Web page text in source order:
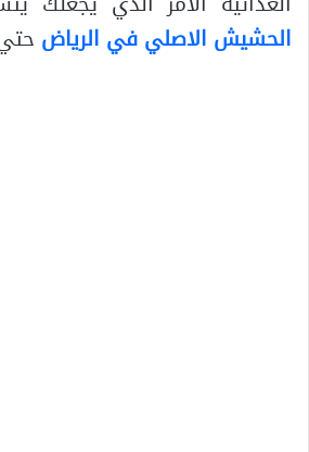
الحشيش الاصلي في الرياض